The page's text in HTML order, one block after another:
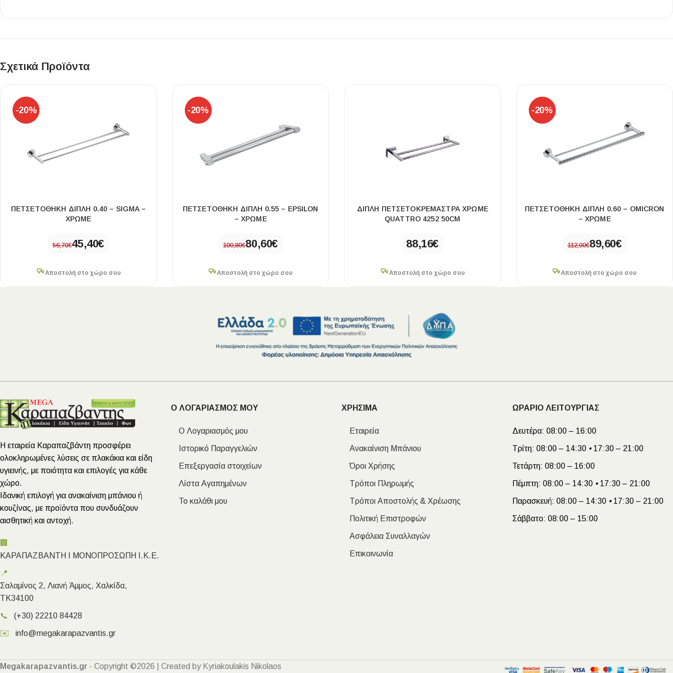
Σχετικά Προϊόντα
-20%
ΠΕΤΣΕΤΟΘΗΚΗ ΔΙΠΛΗ 0.40 – SIGMA –
ΧΡΩΜΕ
56,70€45,40€
Αποστολή στο χώρο σου
-20%
ΠΕΤΣΕΤΟΘΗΚΗ ΔΙΠΛΗ 0.55 – EPSILON
– ΧΡΩΜΕ
100,80€80,60€
Αποστολή στο χώρο σου
ΔΙΠΛΉ ΠΕΤΣΕΤΟΚΡΕΜΆΣΤΡΑ ΧΡΩΜΈ
QUATTRO 4252 50CM
88,16€
Αποστολή στο χώρο σου
-20%
ΠΕΤΣΕΤΟΘΗΚΗ ΔΙΠΛΗ 0.60 – OMICRON
– ΧΡΩΜΕ
112,00€89,60€
Αποστολή στο χώρο σου
Η εταιρεία Καραπαζβάντη προσφέρει
ολοκληρωμένες λύσεις σε πλακάκια και είδη
υγιεινής, με ποιότητα και επιλογές για κάθε
χώρο.
Ιδανική επιλογή για ανακαίνιση μπάνιου ή
κουζίνας, με προϊόντα που συνδυάζουν
αισθητική και αντοχή.
🏢
ΚΑΡΑΠΑΖΒΑΝΤΗ Ι ΜΟΝΟΠΡΟΣΩΠΗ Ι.Κ.Ε.
📍
Σαλαμίνος 2, Λιανή Άμμος, Χαλκίδα,
ΤΚ34100
📞 (+30) 22210 84428
✉️ info@megakarapazvantis.gr
Ο ΛΟΓΑΡΙΑΣΜΟΣ ΜΟΥ
Ο Λογαριασμός μου
Ιστορικό Παραγγελιών
Επεξεργασία στοιχείων
Λίστα Αγαπημένων
Το καλάθι μου
ΧΡΗΣΙΜΑ
Εταιρεία
Ανακαίνιση Μπάνιου
Όροι Χρήσης
Τρόποι Πληρωμής
Τρόποι Αποστολής & Χρέωσης
Πολιτική Επιστροφών
Ασφάλεια Συναλλαγών
Επικοινωνία
ΩΡΑΡΙΟ ΛΕΙΤΟΥΡΓΙΑΣ
Δευτέρα: 08:00 – 16:00
Τρίτη: 08:00 – 14:30 •17:30 – 21:00
Τετάρτη: 08:00 – 16:00
Πέμπτη: 08:00 – 14:30 •17:30 – 21:00
Παρασκευή: 08:00 – 14:30 •17:30 – 21:00
Σάββατο: 08:00 – 15:00
Megakarapazvantis.gr - Copyright ©2026 | Created by Kyriakoulakis Nikolaos